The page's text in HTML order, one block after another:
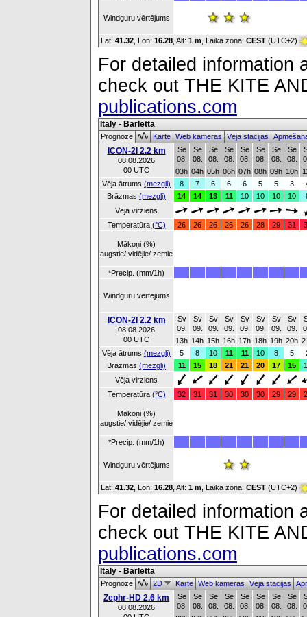
Windguru vērtējums
Lat: 41.32 , Lon: 16.28 Alt: 1 m , Laika zona: CEST (UTC+2)
For detailed information
check out THE KITE
publications.com
Italy - Barletta
Prognoze KarteWeb kamerasVēja stacijas
ICON-2I 2.2 km
08.08.2026
00 UTC
Se
08.
Se
08.
Se
08.
Se
08.
Se
08.
Se
08.
Se
08.
Se
08.
03h 04h 05h 06h 07h 08h 09h 10h
Vēja ātrums (mezgli) 8 7 6 6 6 5 5 3
Brāzmas (mezgli) 14 14 13 11 10 10 10 10
Vēja virziens
Temperatūra (°C) 26 26 26 26 26 28 29 31
Mākoņi (%)
augstie/ vidējie/ zemie
*Precip. (mm/1h)
Windguru vērtējums
ICON-2I 2.2 km
08.08.2026
00 UTC
Sv
09.
Sv
09.
Sv
09.
Sv
09.
Sv
09.
Sv
09.
Sv
09.
Sv
09.
13h 14h 15h 16h 17h 18h 19h 20h
Vēja ātrums (mezgli) 5 8 10 11 11 10 8 5
Brāzmas (mezgli) 11 15 18 21 21 20 17 15
Vēja virziens
Temperatūra (°C) 32 31 31 30 30 30 29 29
Mākoņi (%)
augstie/ vidējie/ zemie
*Precip. (mm/1h)
Windguru vērtējums
Lat: 41.32 , Lon: 16.28 Alt: 1 m , Laika zona: CEST (UTC+2)
For detailed information
check out THE KITE
publications.com
Italy - Barletta
Prognoze 2D KarteWeb kamerasVēja stacijas
Zephr-HD 2.6 km
08.08.2026
Se
08.
Se
08.
Se
08.
Se
08.
Se
08.
Se
08.
Se
08.
Se
08.